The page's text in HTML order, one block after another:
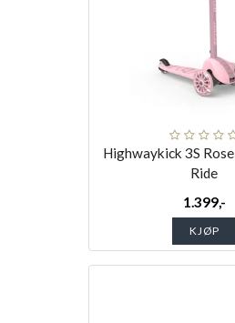
Highwaykick 3S
Ride
1.399,-
KJØP